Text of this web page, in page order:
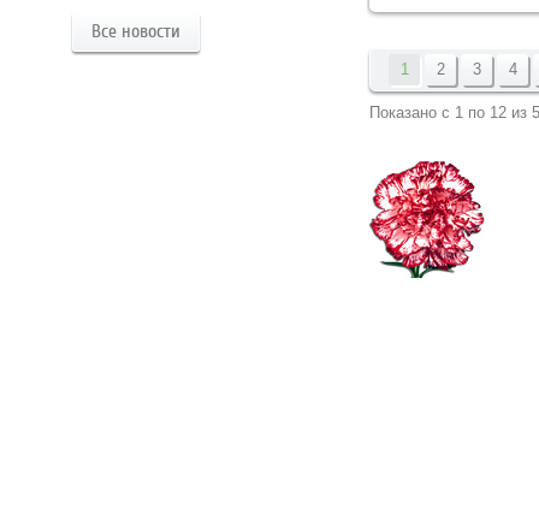
Все новости
кустика 30-35 см.
Устойчива к жаре и
1 2 3 4
Показано с 1 по 12 из